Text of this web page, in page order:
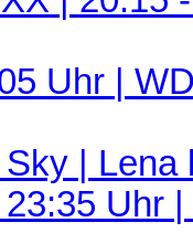
Uhr |
|
Uhr